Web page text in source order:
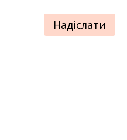
Надіслати